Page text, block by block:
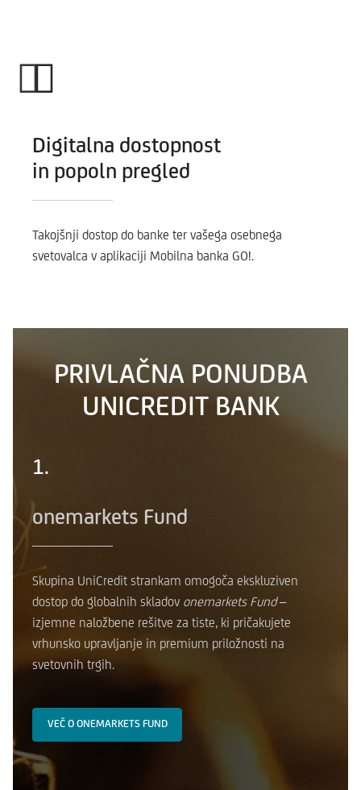
Digitalna dostopnost
in popoln pregled
Takojšnji dostop do banke ter vašega osebnega
svetovalca v aplikaciji Mobilna banka GO!.
PRIVLAČNA PONUDBA
UNICREDIT BANK
1.
onemarkets Fund
Skupina UniCredit strankam omogoča ekskluziven
dostop do globalnih skladov onemarkets Fund–
izjemne naložbene rešitve za tiste, ki pričakujete
vrhunsko upravljanje in premium priložnosti na
svetovnih trgih.
VEČ O ONEMARKETS FUND